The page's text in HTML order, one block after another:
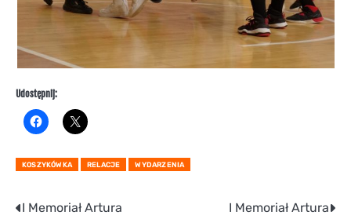
Udostępnij:
KOSZYKÓWKA RELACJE WYDARZENIA
Nawigacja
I Memoriał Artura
I Memoriał Artura